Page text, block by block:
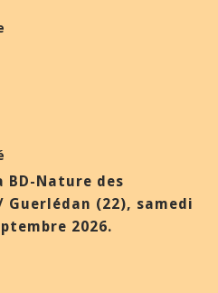
BD-Nature des
Guerlédan (22), samedi
2026.